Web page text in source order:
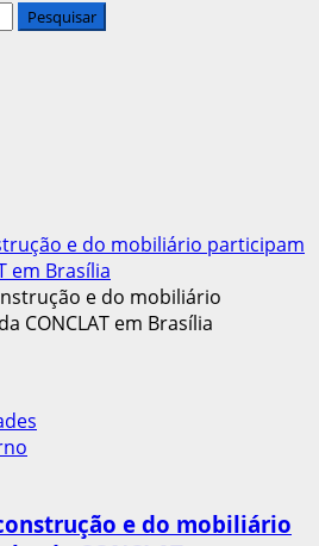
e do mobiliário participam
em Brasília
e do mobiliário